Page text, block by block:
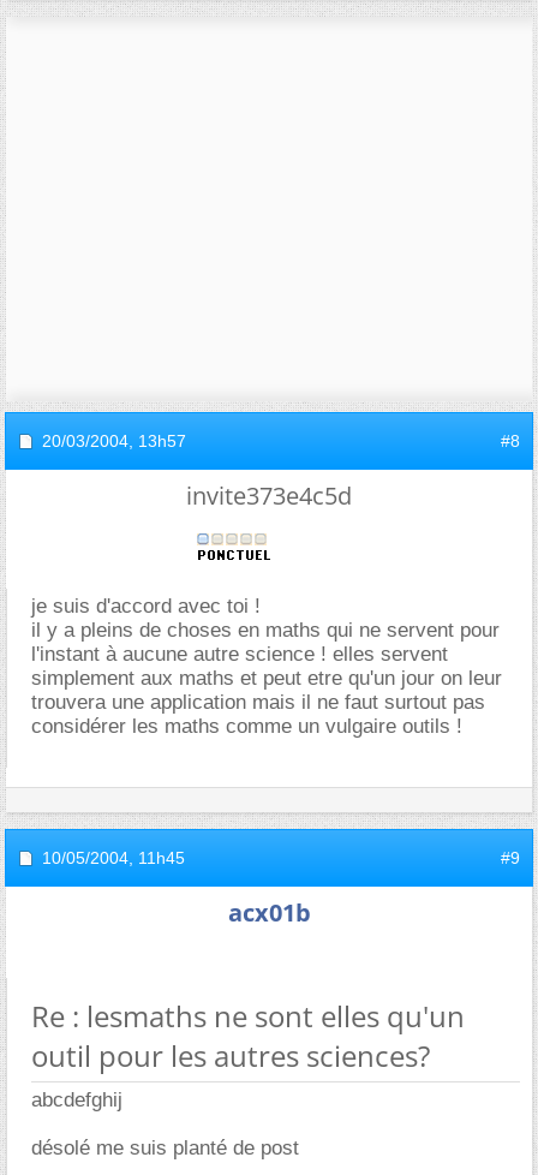
20/03/2004, 13h57 #8
invite373e4c5d
je suis d'accord avec toi !
il y a pleins de choses en maths qui ne servent pour
l'instant à aucune autre science ! elles servent
simplement aux maths et peut etre qu'un jour on leur
trouvera une application mais il ne faut surtout pas
considérer les maths comme un vulgaire outils !
10/05/2004, 11h45 #9
acx01b
Re : lesmaths ne sont elles qu'un
outil pour les autres sciences?
abcdefghij
désolé me suis planté de post